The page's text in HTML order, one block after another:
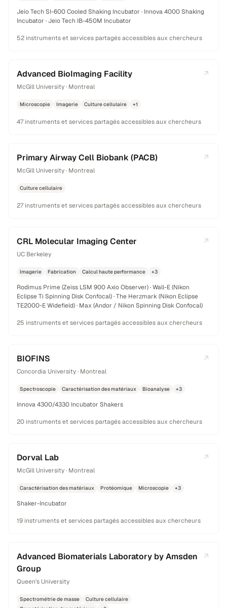
Jeio Tech SI-600 Cooled Shaking Incubator · Innova 4000 Shaking
Incubator · Jeio Tech IB-450M Incubator
52 instruments et services partagés accessibles aux chercheurs
Advanced BioImaging Facility
McGill University · Montreal
Microscopie Imagerie Culture cellulaire +1
47 instruments et services partagés accessibles aux chercheurs
Primary Airway Cell Biobank (PACB)
McGill University · Montreal
Culture cellulaire
27 instruments et services partagés accessibles aux chercheurs
CRL Molecular Imaging Center
UC Berkeley
Imagerie Fabrication Calcul haute performance +3
Rodimus Prime (Zeiss LSM 900 Axio Observer) · Wall-E (Nikon
Eclipse Ti Spinning Disk Confocal) · The Herzmark (Nikon Eclipse
TE2000-E Widefield) · Max (Andor / Nikon Spinning Disk Confocal)
25 instruments et services partagés accessibles aux chercheurs
BIOFINS
Concordia University · Montreal
Spectroscopie Caractérisation des matériaux Bioanalyse +3
Innova 4300/4330 Incubator Shakers
20 instruments et services partagés accessibles aux chercheurs
Dorval Lab
McGill University · Montreal
Caractérisation des matériaux Protéomique Microscopie +3
Shaker-Incubator
19 instruments et services partagés accessibles aux chercheurs
Advanced Biomaterials Laboratory by Amsden
Group
Queen's University
Spectrométrie de masse
Culture cellulaire